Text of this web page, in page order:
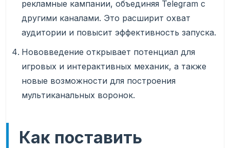
рекламные кампании, объединяя Telegram с
другими каналами. Это расширит охват
аудитории и повысит эффективность запуска.
Нововведение открывает потенциал для
игровых и интерактивных механик, а также
новые возможности для построения
мультиканальных воронок.
Как поставить